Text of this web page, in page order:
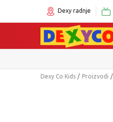
Dexy radnje
Dexy Co Kids Proizvodi